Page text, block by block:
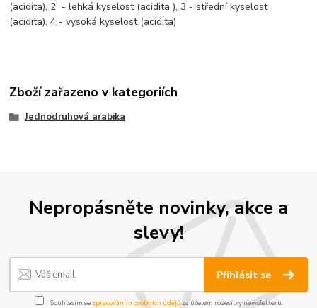
(acidita), 2 - lehká kyselost (acidita ), 3 - střední kyselost
(acidita), 4 - vysoká kyselost (acidita)
Zboží zařazeno v kategoriích
Jednodruhová arabika
Nepropásněte novinky, akce a
slevy!
Přihlásit se
Souhlasím se zpracováním osobních údajůza účelem rozesílky newsletteru.